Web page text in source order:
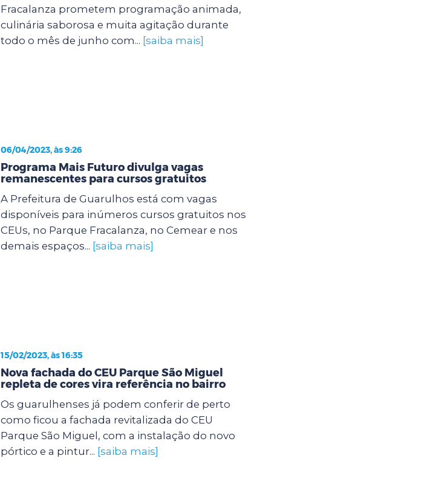
Fracalanza prometem programação animada,
culinária saborosa e muita agitação durante
todo o mês de junho com... [saiba mais]
06/04/2023, às 9:26
Programa Mais Futuro divulga vagas
remanescentes para cursos gratuitos
A Prefeitura de Guarulhos está com vagas
disponíveis para inúmeros cursos gratuitos nos
CEUs, no Parque Fracalanza, no Cemear e nos
demais espaços... [saiba mais]
15/02/2023, às 16:35
Nova fachada do CEU Parque São Miguel
repleta de cores vira referência no bairro
Os guarulhenses já podem conferir de perto
como ficou a fachada revitalizada do CEU
Parque São Miguel, com a instalação do novo
pórtico e a pintur... [saiba mais]